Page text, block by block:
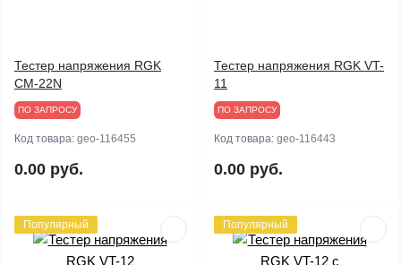
Тестер напряжения RGK
CM-22N
ПО ЗАПРОСУ
Код товара: geo-116455
0.00 руб.
Тестер напряжения RGK VT-
11
ПО ЗАПРОСУ
Код товара: geo-116443
0.00 руб.
Популярный Популярный